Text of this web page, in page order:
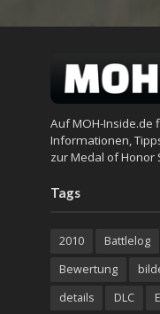
Auf MOH-Inside.de
Informationen,
zur Medal of Honor
Tags
2010 Battlelog
Bewertung
details
DLC